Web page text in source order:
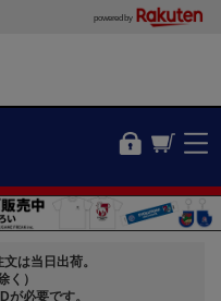
powered by
は当日出荷。
く）
が必要です。